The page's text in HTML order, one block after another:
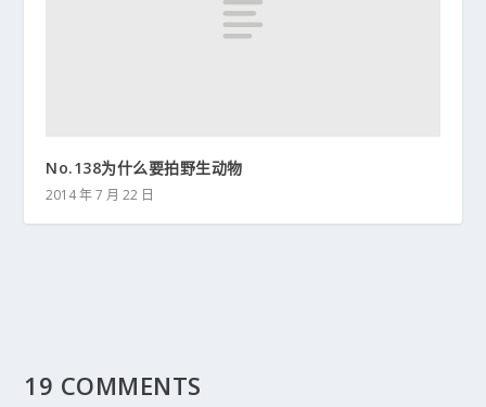
No.138为什么要拍野生动物
2014 年 7 月 22 日
19 COMMENTS